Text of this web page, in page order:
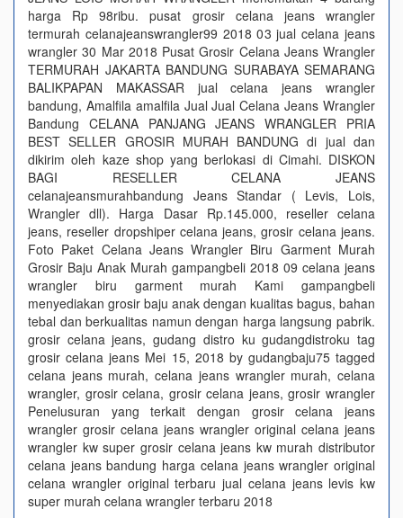
harga Rp 98ribu. pusat grosir celana jeans wrangler
termurah celanajeanswrangler99 2018 03 jual celana jeans
wrangler 30 Mar 2018 Pusat Grosir Celana Jeans Wrangler
TERMURAH JAKARTA BANDUNG SURABAYA SEMARANG
BALIKPAPAN MAKASSAR jual celana jeans wrangler
bandung, Amalfila amalfila Jual Jual Celana Jeans Wrangler
Bandung CELANA PANJANG JEANS WRANGLER PRIA
BEST SELLER GROSIR MURAH BANDUNG di jual dan
dikirim oleh kaze shop yang berlokasi di Cimahi. DISKON
BAGI RESELLER CELANA JEANS
celanajeansmurahbandung Jeans Standar ( Levis, Lois,
Wrangler dll). Harga Dasar Rp.145.000, reseller celana
jeans, reseller dropshiper celana jeans, grosir celana jeans.
Foto Paket Celana Jeans Wrangler Biru Garment Murah
Grosir Baju Anak Murah gampangbeli 2018 09 celana jeans
wrangler biru garment murah Kami gampangbeli
menyediakan grosir baju anak dengan kualitas bagus, bahan
tebal dan berkualitas namun dengan harga langsung pabrik.
grosir celana jeans, gudang distro ku gudangdistroku tag
grosir celana jeans Mei 15, 2018 by gudangbaju75 tagged
celana jeans murah, celana jeans wrangler murah, celana
wrangler, grosir celana, grosir celana jeans, grosir wrangler
Penelusuran yang terkait dengan grosir celana jeans
wrangler grosir celana jeans wrangler original celana jeans
wrangler kw super grosir celana jeans kw murah distributor
celana jeans bandung harga celana jeans wrangler original
celana wrangler original terbaru jual celana jeans levis kw
super murah celana wrangler terbaru 2018